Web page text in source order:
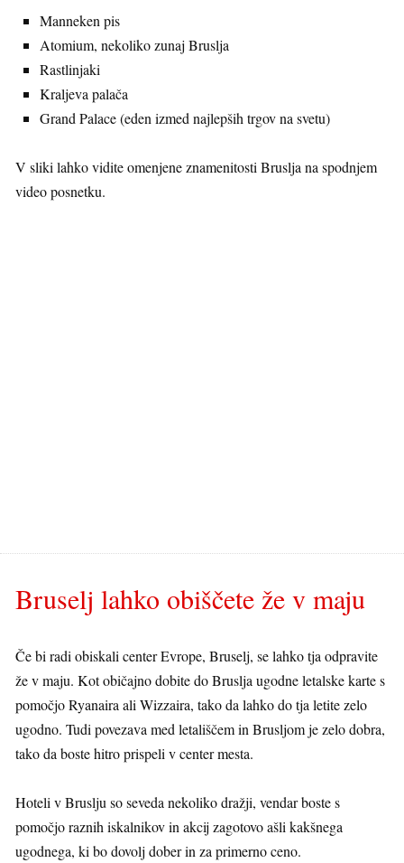
Manneken pis
Atomium, nekoliko zunaj Bruslja
Rastlinjaki
Kraljeva palača
Grand Palace (eden izmed najlepših trgov na svetu)
V sliki lahko vidite omenjene znamenitosti Bruslja na spodnjem
video posnetku.
Bruselj lahko obiščete že v maju
Če bi radi obiskali center Evrope, Bruselj, se lahko tja odpravite
že v maju. Kot običajno dobite do Bruslja ugodne letalske karte s
pomočjo Ryanaira ali Wizzaira, tako da lahko do tja letite zelo
ugodno. Tudi povezava med letališčem in Brusljom je zelo dobra,
tako da boste hitro prispeli v center mesta.
Hoteli v Bruslju so seveda nekoliko dražji, vendar boste s
pomočjo raznih iskalnikov in akcij zagotovo ašli kakšnega
ugodnega, ki bo dovolj dober in za primerno ceno.